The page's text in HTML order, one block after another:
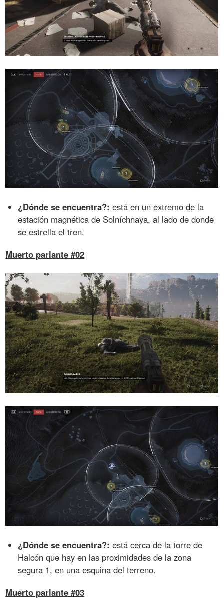
¿Dónde se encuentra?: está en un extremo de la
estación magnética de Solníchnaya, al lado de donde
se estrella el tren.
Muerto parlante #02
¿Dónde se encuentra?: está cerca de la torre de
Halcón que hay en las proximidades de la zona
segura 1, en una esquina del terreno.
Muerto parlante #03